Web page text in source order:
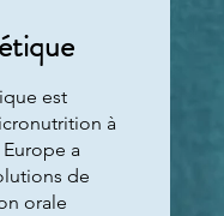
est
à
a
de
orale